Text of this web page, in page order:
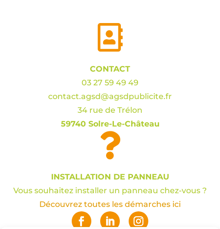

CONTACT
03 27 59 49 49
contact.agsd@agsdpublicite.fr
34 rue de Trélon
59740 Solre-Le-Château

INSTALLATION DE PANNEAU
Vous souhaitez installer un panneau chez-vous ?
Découvrez toutes les démarches ici